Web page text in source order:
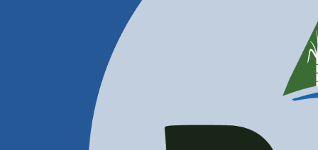
Correos Electrónicos